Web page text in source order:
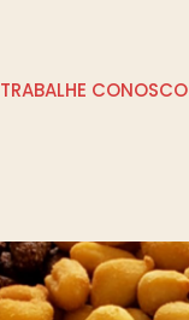
TRABALHE CONOSCO